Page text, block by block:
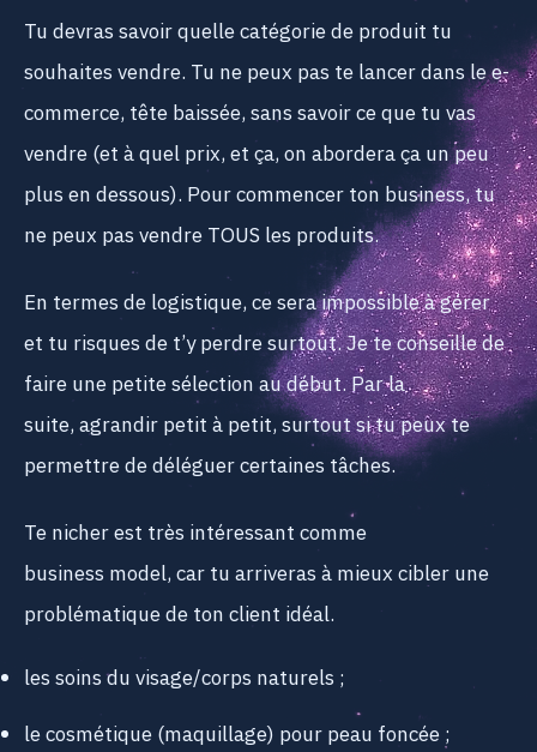
Tu devras savoir quelle catégorie de produit tu
souhaites vendre. Tu ne peux pas te lancer dans le e-
commerce, tête baissée, sans savoir ce que tu vas
vendre (et à quel prix, et ça, on abordera ça un peu
plus en dessous). Pour commencer ton business, tu
ne peux pas vendre TOUS les produits.
En termes de logistique, ce sera impossible à gérer
et tu risques de t’y perdre surtout. Je te conseille de
faire une petite sélection au début. Par la
suite, agrandir petit à petit, surtout si tu peux te
permettre de déléguer certaines tâches.
Te nicher est très intéressant comme
business model, car tu arriveras à mieux cibler une
problématique de ton client idéal.
les soins du visage/corps naturels ;
le cosmétique (maquillage) pour peau foncée ;